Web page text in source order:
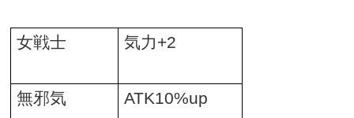
女戦士 気力+2
無邪気 ATK10%up